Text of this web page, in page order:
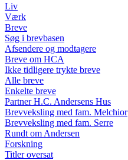
Liv
Værk
Breve
Søg i brevbasen
Afsendere og modtagere
Breve om HCA
Ikke tidligere trykte breve
Alle breve
Enkelte breve
Partner H.C. Andersens Hus
Brevveksling med fam. Melchior
Brevveksling med fam. Serre
Rundt om Andersen
Forskning
Titler oversat